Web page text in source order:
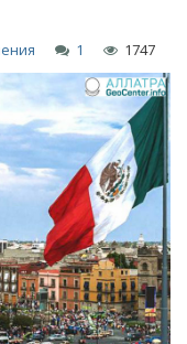
1 1747